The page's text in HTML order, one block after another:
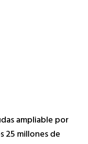
ampliable por
25 millones de